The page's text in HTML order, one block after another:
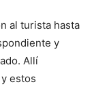
al turista hasta
y
Allí
estos